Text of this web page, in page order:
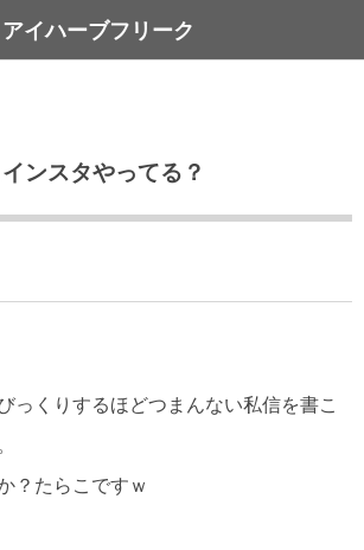
アイハーブフリーク
ンスタやってる？
っくりするほどつまんない私信を書こ
？たらこですｗ